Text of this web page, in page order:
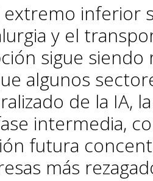
extremo inferior
y el
sigue
algunos
de la IA,
intermedia,
futura
más